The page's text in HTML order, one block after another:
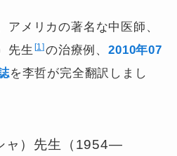
メリカの著名な中医師、
先生 1 の治療例、2010年07
を李哲が完全翻訳しまし
ャ）先生（1954—